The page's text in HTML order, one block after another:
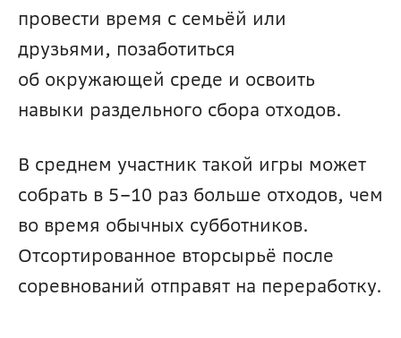
провести время с семьёй или
друзьями, позаботиться
об окружающей среде и освоить
навыки раздельного сбора отходов.
В среднем участник такой игры может
собрать в 5–10 раз больше отходов, чем
во время обычных субботников.
Отсортированное вторсырьё после